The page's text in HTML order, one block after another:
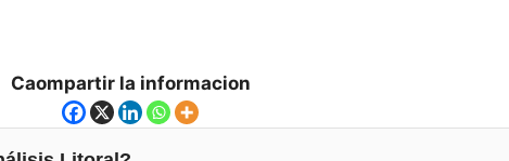
Caompartir la informacion